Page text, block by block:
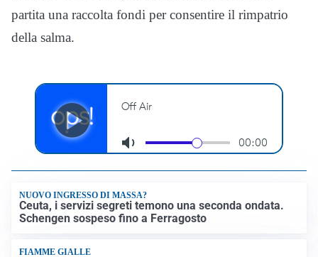
partita una raccolta fondi per consentire il rimpatrio
della salma.
NUOVO INGRESSO DI MASSA?
Ceuta, i servizi segreti temono una seconda ondata.
Schengen sospeso fino a Ferragosto
FIAMME GIALLE